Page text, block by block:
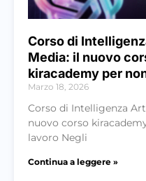
Corso di
Media: il nuovo
kiracademy per
Marzo 18, 2026
Corso di Intelligenza
nuovo corso
lavoro Negli
Continua a leggere »